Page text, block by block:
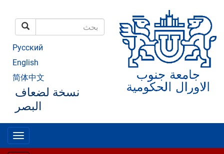
المحتوى
الرئيسي
بحث
Русский
English
简体中文
نسخة لضعاف
البصر